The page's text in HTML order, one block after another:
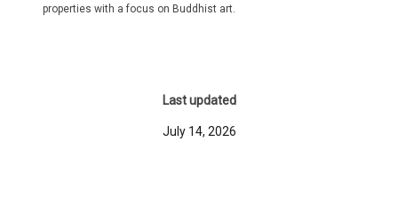
properties with a focus on Buddhist art.
Last updated
July 14, 2026